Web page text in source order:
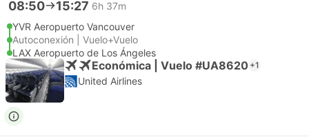
08:50 15:27 6h 37m
YVR Aeropuerto Vancouver
Autoconexión | Vuelo+Vuelo
LAX Aeropuerto de Los Ángeles
Económica | Vuelo #UA8620 +1
United Airlines